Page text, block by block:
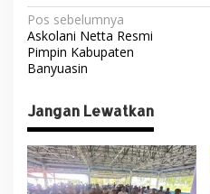
N
a
v
i
g
a
s
Pos sebelumnya
Askolani Netta Resmi
Pimpin Kabupaten
Banyuasin
Jangan Lewatkan